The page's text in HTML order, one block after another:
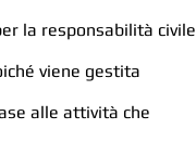
la responsabilità civile
viene gestita
alle attività che